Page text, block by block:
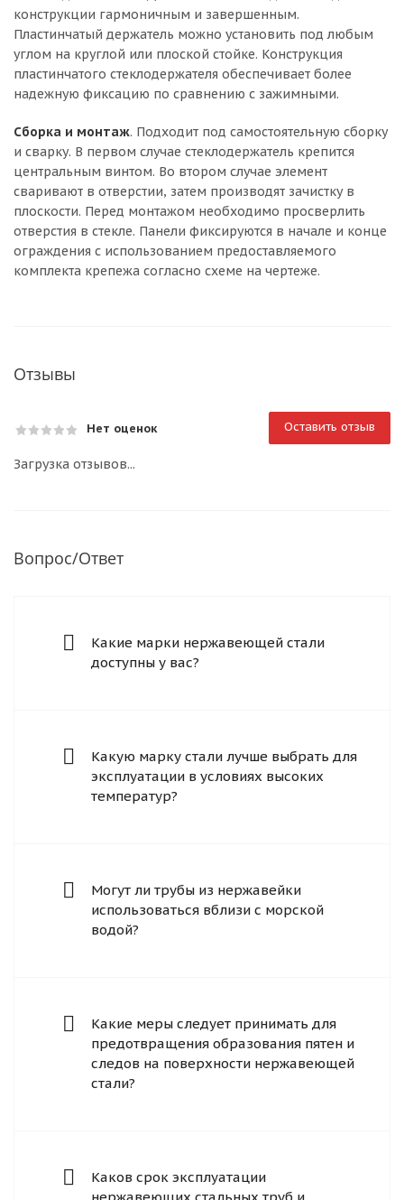
конструкции гармоничным и завершенным.
Пластинчатый держатель можно установить под любым
углом на круглой или плоской стойке. Конструкция
пластинчатого стеклодержателя обеспечивает более
надежную фиксацию по сравнению с зажимными.
Сборка и монтаж. Подходит под самостоятельную сборку
и сварку. В первом случае стеклодержатель крепится
центральным винтом. Во втором случае элемент
сваривают в отверстии, затем производят зачистку в
плоскости. Перед монтажом необходимо просверлить
отверстия в стекле. Панели фиксируются в начале и конце
ограждения с использованием предоставляемого
комплекта крепежа согласно схеме на чертеже.
Отзывы
Нет оценок Оставить отзыв
Загрузка отзывов...
Вопрос/Ответ
Какие марки нержавеющей стали
доступны у вас?
Какую марку стали лучше выбрать для
эксплуатации в условиях высоких
температур?
Могут ли трубы из нержавейки
использоваться вблизи с морской
водой?
Какие меры следует принимать для
предотвращения образования пятен и
следов на поверхности нержавеющей
стали?
Каков срок эксплуатации